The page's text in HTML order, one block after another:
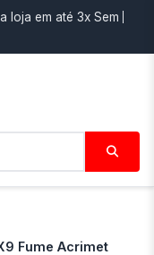
loja em até 3x Sem
Fume Acrimet